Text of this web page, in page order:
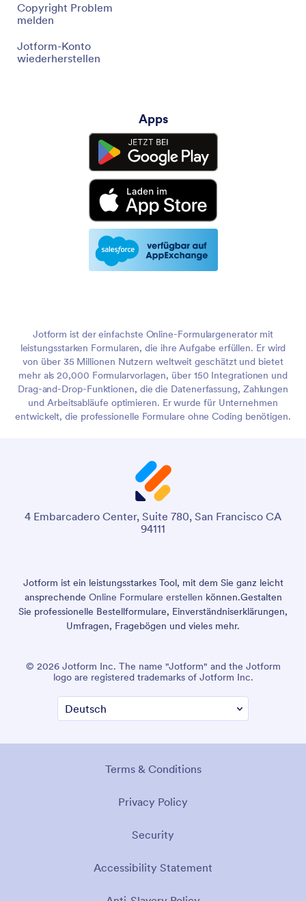
Copyright Problem
melden
Jotform-Konto
wiederherstellen
Apps
Jotform ist der einfachste Online-Formulargenerator mit
leistungsstarken Formularen, die ihre Aufgabe erfüllen. Er wird
von über 35 Millionen Nutzern weltweit geschätzt und bietet
mehr als 20,000 Formularvorlagen, über 150 Integrationen und
Drag-and-Drop-Funktionen, die die Datenerfassung, Zahlungen
und Arbeitsabläufe optimieren. Er wurde für Unternehmen
entwickelt, die professionelle Formulare ohne Coding benötigen.
4 Embarcadero Center, Suite 780, San Francisco CA
94111
Jotform ist ein leistungsstarkes Tool, mit dem Sie ganz leicht
ansprechende Online Formulare erstellen können.Gestalten
Sie professionelle Bestellformulare, Einverständniserklärungen,
Umfragen, Fragebögen und vieles mehr.
© 2026 Jotform Inc. The name "Jotform" and the Jotform
logo are registered trademarks of Jotform Inc.
Terms & Conditions
Privacy Policy
Security
Accessibility Statement